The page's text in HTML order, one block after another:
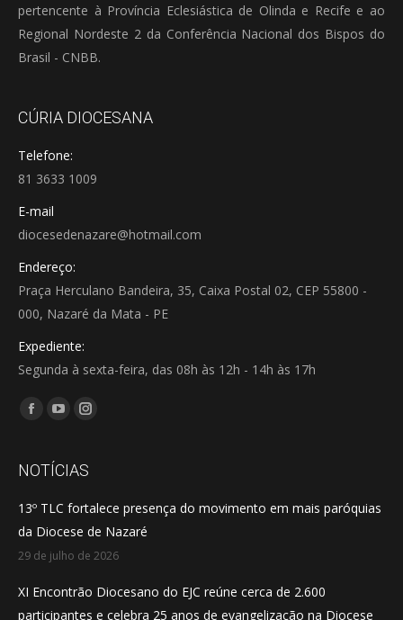
pertencente à Província Eclesiástica de Olinda e Recife e ao
Regional Nordeste 2 da Conferência Nacional dos Bispos do
Brasil - CNBB.
CÚRIA DIOCESANA
Telefone:
81 3633 1009
E-mail
diocesedenazare@hotmail.com
Endereço:
Praça Herculano Bandeira, 35, Caixa Postal 02, CEP 55800 -
000, Nazaré da Mata - PE
Expediente:
Segunda à sexta-feira, das 08h às 12h - 14h às 17h
Encontre-nos em:
Facebook
opens
new
window
YouTube
opens
new
window
Instagram
opens
new
window
NOTÍCIAS
13º TLC fortalece presença do movimento em mais paróquias
da Diocese de Nazaré
29 de julho de 2026
XI Encontrão Diocesano do EJC reúne cerca de 2.600
participantes e celebra 25 anos de evangelização na Diocese